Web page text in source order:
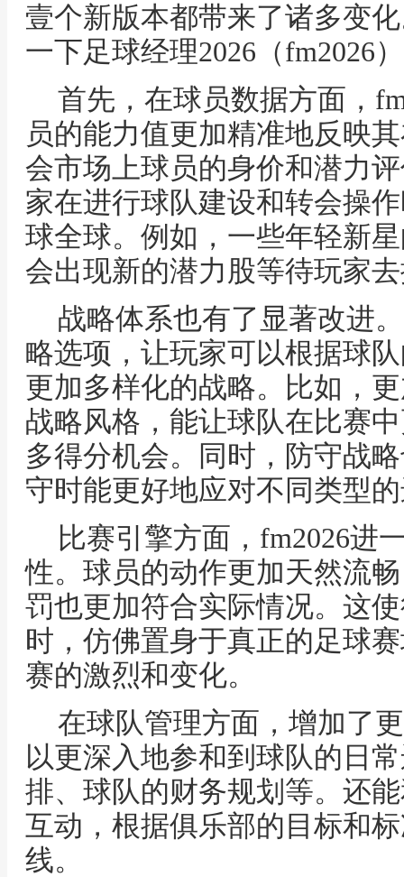
壹个新版本都带来了诸多变
一下足球经理2026（fm2026
首先，在球员数据方面，
员的能力值更加精准地反映
会市场上球员的身价和潜力
家在进行球队建设和转会操
球全球。例如，一些年轻新
会出现新的潜力股等待玩家
战略体系也有了显著改进
略选项，让玩家可以根据球
更加多样化的战略。比如，
战略风格，能让球队在比赛
多得分机会。同时，防守战
守时能更好地应对不同类型
比赛引擎方面，fm2026进
性。球员的动作更加天然流
罚也更加符合实际情况。这
时，仿佛置身于真正的足球
赛的激烈和变化。
在球队管理方面，增加了
以更深入地参和到球队的日
排、球队的财务规划等。还
互动，根据俱乐部的目标和
线。